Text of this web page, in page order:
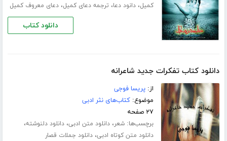
کمیل،دانود دعا، ترجمه دعای کمیل،دعای معروف کمیل
دانلود کتاب
دانلود کتاب تفکرات جدید شاعرانه
از:پریسا فوجی
موضوع:کتاب‌های نثر ادبی
۲۷ صفحه
برچسب‌ها:شعر،دانلود متن ادبی،دانلود دلنوشته،
دانلود متن کوتاه ادبی،دانلود جملات قصار